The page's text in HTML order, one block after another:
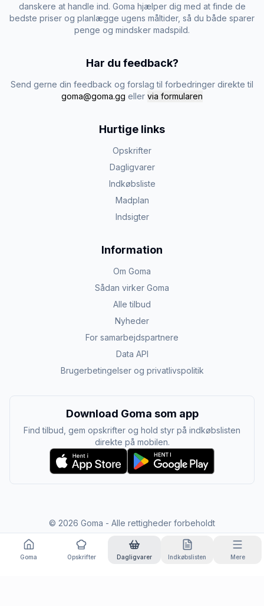
danskere at handle ind. Goma hjælper dig med at finde de
bedste priser og planlægge ugens måltider, så du både sparer
penge og mindsker madspild.
Har du feedback?
Send gerne din feedback og forslag til forbedringer direkte til
goma@goma.gg eller via formularen
Hurtige links
Opskrifter
Dagligvarer
Indkøbsliste
Madplan
Indsigter
Information
Om Goma
Sådan virker Goma
Alle tilbud
Nyheder
For samarbejdspartnere
Data API
Brugerbetingelser og privatlivspolitik
Download Goma som app
Find tilbud, gem opskrifter og hold styr på indkøbslisten
direkte på mobilen.
© 2026 Goma - Alle rettigheder forbeholdt
Goma Opskrifter Dagligvarer Indkøbslisten Mere